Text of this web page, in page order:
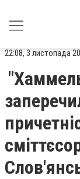
22:08, 3 листопада